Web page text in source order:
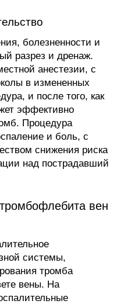
болезненности и
разрез и дренаж.
анестезии, с
в измененных
и после того, как
эффективно
Процедура
и боль, с
снижения риска
над пострадавший
вен
системы,
тромба
вены. На